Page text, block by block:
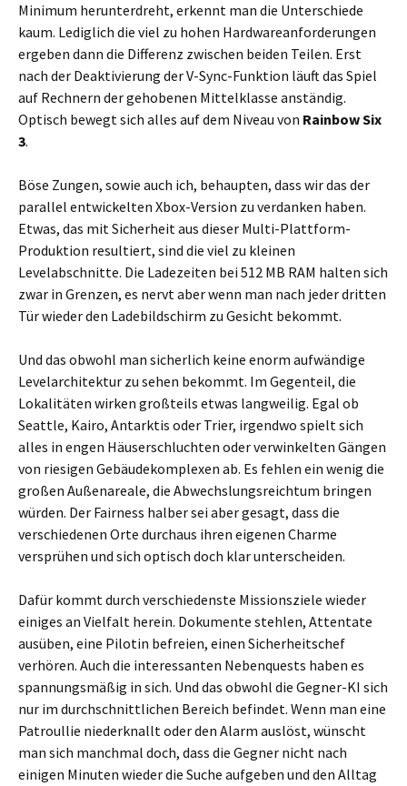
Minimum herunterdreht, erkennt man die Unterschiede
kaum. Lediglich die viel zu hohen Hardwareanforderungen
ergeben dann die Differenz zwischen beiden Teilen. Erst
nach der Deaktivierung der V-Sync-Funktion läuft das Spiel
auf Rechnern der gehobenen Mittelklasse anständig.
Optisch bewegt sich alles auf dem Niveau von Rainbow Six
3.
Böse Zungen, sowie auch ich, behaupten, dass wir das der
parallel entwickelten Xbox-Version zu verdanken haben.
Etwas, das mit Sicherheit aus dieser Multi-Plattform-
Produktion resultiert, sind die viel zu kleinen
Levelabschnitte. Die Ladezeiten bei 512 MB RAM halten sich
zwar in Grenzen, es nervt aber wenn man nach jeder dritten
Tür wieder den Ladebildschirm zu Gesicht bekommt.
Und das obwohl man sicherlich keine enorm aufwändige
Levelarchitektur zu sehen bekommt. Im Gegenteil, die
Lokalitäten wirken großteils etwas langweilig. Egal ob
Seattle, Kairo, Antarktis oder Trier, irgendwo spielt sich
alles in engen Häuserschluchten oder verwinkelten Gängen
von riesigen Gebäudekomplexen ab. Es fehlen ein wenig die
großen Außenareale, die Abwechslungsreichtum bringen
würden. Der Fairness halber sei aber gesagt, dass die
verschiedenen Orte durchaus ihren eigenen Charme
versprühen und sich optisch doch klar unterscheiden.
Dafür kommt durch verschiedenste Missionsziele wieder
einiges an Vielfalt herein. Dokumente stehlen, Attentate
ausüben, eine Pilotin befreien, einen Sicherheitschef
verhören. Auch die interessanten Nebenquests haben es
spannungsmäßig in sich. Und das obwohl die Gegner-KI sich
nur im durchschnittlichen Bereich befindet. Wenn man eine
Patroullie niederknallt oder den Alarm auslöst, wünscht
man sich manchmal doch, dass die Gegner nicht nach
einigen Minuten wieder die Suche aufgeben und den Alltag